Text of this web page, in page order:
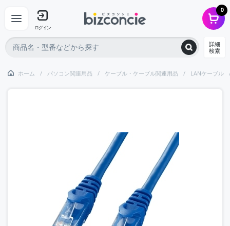
ログイン
0
詳細
検索
ホーム パソコン関連用品 ケーブル・ケーブル関連用品 LANケーブル